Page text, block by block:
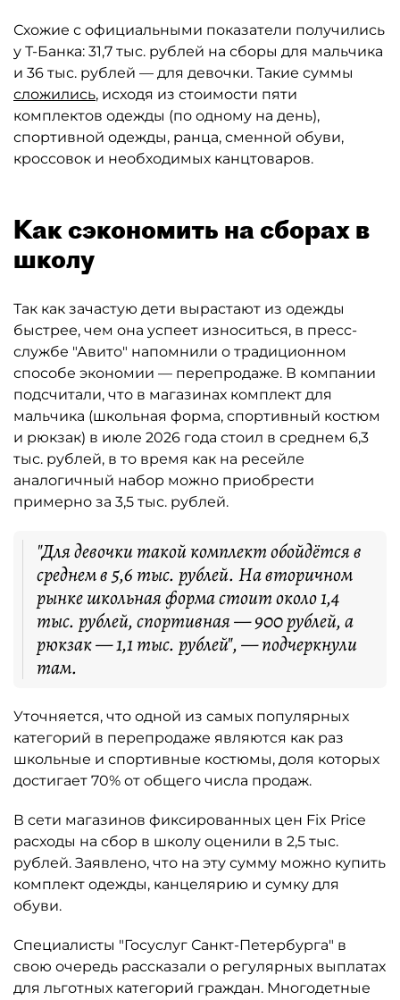
Схожие с официальными показатели получились
у Т-Банка: 31,7 тыс. рублей на сборы для мальчика
и 36 тыс. рублей — для девочки. Такие суммы
сложились, исходя из стоимости пяти
комплектов одежды (по одному на день),
спортивной одежды, ранца, сменной обуви,
кроссовок и необходимых канцтоваров.
Как сэкономить на сборах в
школу
Так как зачастую дети вырастают из одежды
быстрее, чем она успеет износиться, в пресс-
службе "Авито" напомнили о традиционном
способе экономии — перепродаже. В компании
подсчитали, что в магазинах комплект для
мальчика (школьная форма, спортивный костюм
и рюкзак) в июле 2026 года стоил в среднем 6,3
тыс. рублей, в то время как на ресейле
аналогичный набор можно приобрести
примерно за 3,5 тыс. рублей.
"Для девочки такой комплект обойдётся в
среднем в 5,6 тыс. рублей. На вторичном
рынке школьная форма стоит около 1,4
тыс. рублей, спортивная — 900 рублей, а
рюкзак — 1,1 тыс. рублей", — подчеркнули
там.
Уточняется, что одной из самых популярных
категорий в перепродаже являются как раз
школьные и спортивные костюмы, доля которых
достигает 70% от общего числа продаж.
В сети магазинов фиксированных цен Fix Price
расходы на сбор в школу оценили в 2,5 тыс.
рублей. Заявлено, что на эту сумму можно купить
комплект одежды, канцелярию и сумку для
обуви.
Специалисты "Госуслуг Санкт-Петербурга" в
свою очередь рассказали о регулярных выплатах
для льготных категорий граждан. Многодетные